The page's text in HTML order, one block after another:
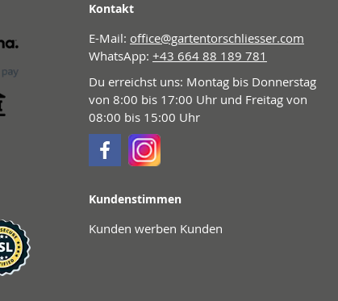
Kontakt
E-Mail: office@gartentorschliesser.com
WhatsApp: +43 664 88 189 781
Du erreichst uns: Montag bis Donnerstag
von 8:00 bis 17:00 Uhr und Freitag von
08:00 bis 15:00 Uhr
Kundenstimmen
Kunden werben Kunden